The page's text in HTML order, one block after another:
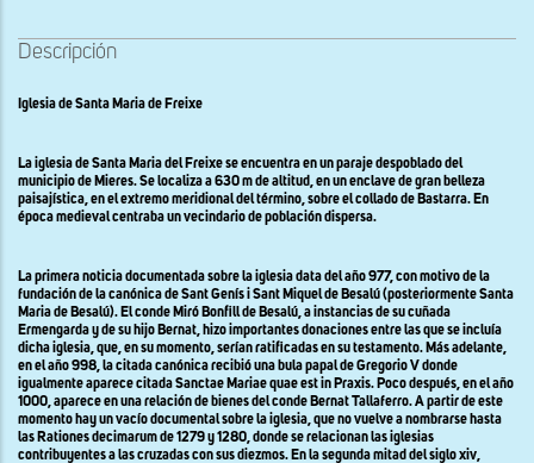
Descripción
Iglesia de Santa Maria de Freixe
La iglesia de Santa Maria del Freixe se encuentra en un paraje despoblado del
municipio de Mieres. Se localiza a 630 m de altitud, en un enclave de gran belleza
paisajística, en el extremo meridional del término, sobre el collado de Bastarra. En
época medieval centraba un vecindario de población dispersa.
La primera noticia documentada sobre la iglesia data del año 977, con motivo de la
fundación de la canónica de Sant Genís i Sant Miquel de Besalú (posteriormente Santa
Maria de Besalú). El conde Miró Bonfill de Besalú, a instancias de su cuñada
Ermengarda y de su hijo Bernat, hizo importantes donaciones entre las que se incluía
dicha iglesia, que, en su momento, serían ratificadas en su testamento. Más adelante,
en el año 998, la citada canónica recibió una bula papal de Gregorio V donde
igualmente aparece citada Sanctae Mariae quae est in Praxis. Poco después, en el año
1000, aparece en una relación de bienes del conde Bernat Tallaferro. A partir de este
momento hay un vacío documental sobre la iglesia, que no vuelve a nombrarse hasta
las Rationes decimarum de 1279 y 1280, donde se relacionan las iglesias
contribuyentes a las cruzadas con sus diezmos. En la segunda mitad del siglo xiv,